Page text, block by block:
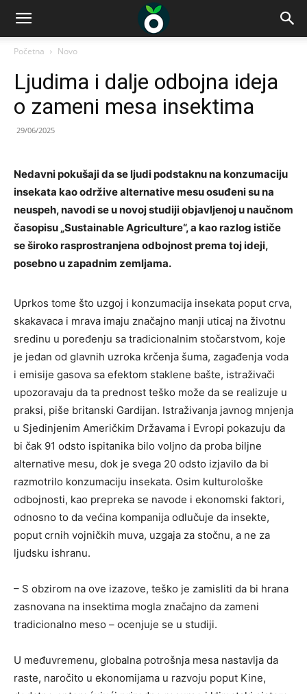
Početna Novo
Ljudima i dalje odbojna ideja
o zameni mesa insektima
29/06/2025
Nedavni pokušaji da se ljudi podstaknu na konzumaciju
insekata kao održive alternative mesu osuđeni su na
neuspeh, navodi se u novoj studiji objavljenoj u naučnom
časopisu „Sustainable Agriculture“, a kao razlog ističe
se široko rasprostranjena odbojnost prema toj ideji,
posebno u zapadnim zemljama.
Uprkos tome što uzgoj i konzumacija insekata poput crva,
skakavaca i mrava imaju značajno manji uticaj na životnu
sredinu u poređenju sa tradicionalnim stočarstvom, koje
je jedan od glavnih uzroka krčenja šuma, zagađenja voda
i emisije gasova sa efektom staklene bašte, istraživači
upozoravaju da ta prednost teško može da se realizuje u
praksi, piše britanski Gardijan. Istraživanja javnog mnjenja
u Sjedinjenim Američkim Državama i Evropi pokazuju da
bi čak 91 odsto ispitanika bilo voljno da proba biljne
alternative mesu, dok je svega 20 odsto izjavilo da bi
razmotrilo konzumaciju insekata. Osim kulturološke
odbojnosti, kao prepreka se navode i ekonomski faktori,
odnosno to da većina kompanija odlučuje da insekte,
poput crnih vojničkih muva, uzgaja za stočnu, a ne za
ljudsku ishranu.
– S obzirom na ove izazove, teško je zamisliti da bi hrana
zasnovana na insektima mogla značajno da zameni
tradicionalno meso – ocenjuje se u studiji.
U međuvremenu, globalna potrošnja mesa nastavlja da
raste, naročito u ekonomijama u razvoju poput Kine,